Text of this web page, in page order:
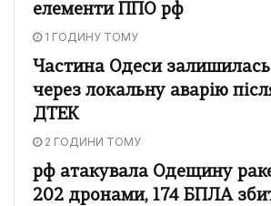
елементи ППО рф
1 ГОДИНУ ТОМУ
Частина Одеси залишилась
через локальну аварію
ДТЕК
2 ГОДИНИ ТОМУ
рф атакувала Одещину
202 дронами, 174 БПЛА